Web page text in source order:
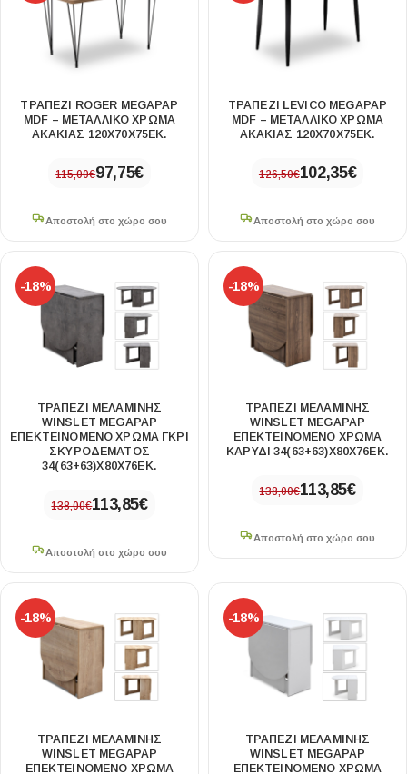
ΤΡΑΠΈΖΙ ROGER MEGAPAP
MDF – ΜΕΤΑΛΛΙΚΌ ΧΡΏΜΑ
ΑΚΑΚΊΑΣ 120X70X75ΕΚ.
115,00€97,75€
Αποστολή στο χώρο σου
ΤΡΑΠΈΖΙ LEVICO MEGAPAP
MDF – ΜΕΤΑΛΛΙΚΌ ΧΡΏΜΑ
ΑΚΑΚΊΑΣ 120X70X75ΕΚ.
126,50€102,35€
Αποστολή στο χώρο σου
-18%
ΤΡΑΠΈΖΙ ΜΕΛΑΜΊΝΗΣ
WINSLET MEGAPAP
ΕΠΕΚΤΕΙΝΌΜΕΝΟ ΧΡΏΜΑ ΓΚΡΙ
ΣΚΥΡΟΔΈΜΑΤΟΣ
34(63+63)X80X76ΕΚ.
138,00€113,85€
Αποστολή στο χώρο σου
-18%
ΤΡΑΠΈΖΙ ΜΕΛΑΜΊΝΗΣ
WINSLET MEGAPAP
ΕΠΕΚΤΕΙΝΌΜΕΝΟ ΧΡΏΜΑ
ΚΑΡΥΔΊ 34(63+63)X80X76ΕΚ.
138,00€113,85€
Αποστολή στο χώρο σου
-18%
ΤΡΑΠΈΖΙ ΜΕΛΑΜΊΝΗΣ
WINSLET MEGAPAP
ΕΠΕΚΤΕΙΝΌΜΕΝΟ ΧΡΏΜΑ
-18%
ΤΡΑΠΈΖΙ ΜΕΛΑΜΊΝΗΣ
WINSLET MEGAPAP
ΕΠΕΚΤΕΙΝΌΜΕΝΟ ΧΡΏΜΑ